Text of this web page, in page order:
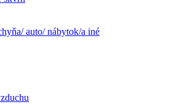
auto/ nábytok/a iné